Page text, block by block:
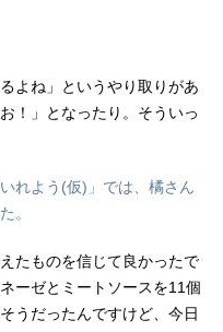
よね」というやり取りがあ
！」となったり。そういっ
れよう(仮)」では、橘さん
。
たものを信じて良かったで
ーゼとミートソースを11個
うだったんですけど、今日